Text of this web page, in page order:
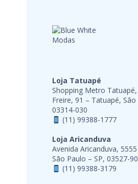
Loja Tatuapé
Shopping Metro
Freire, 91 – Tatuapé, São
03314-030
(11) 99388-1777
Loja Aricanduva
Avenida Aricanduva,
São Paulo – SP, 03527-
(11) 99388-3179